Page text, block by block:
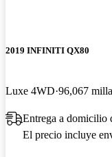
2019 INFINITI QX80
Luxe 4WD 96,067
Entrega a domicilio
El precio incluye